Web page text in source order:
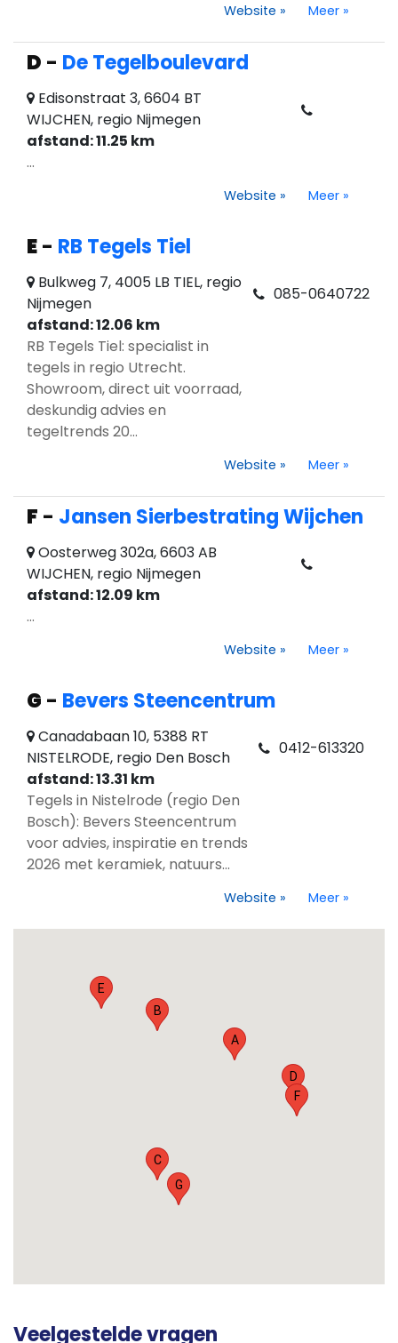
Website » Meer »
D - De Tegelboulevard
Edisonstraat 3, 6604 BT
WIJCHEN, regio Nijmegen
afstand: 11.25 km
...
Website » Meer »
E- RB Tegels Tiel
Bulkweg 7, 4005 LB TIEL, regio
Nijmegen
afstand: 12.06 km
RB Tegels Tiel: specialist in
tegels in regio Utrecht.
Showroom, direct uit voorraad,
deskundig advies en
tegeltrends 20...
085-0640722
Website » Meer »
F - Jansen Sierbestrating Wijchen
Oosterweg 302a, 6603 AB
WIJCHEN, regio Nijmegen
afstand: 12.09 km
...
Website » Meer »
G - Bevers Steencentrum
Canadabaan 10, 5388 RT
NISTELRODE, regio Den Bosch
afstand: 13.31 km
Tegels in Nistelrode (regio Den
Bosch): Bevers Steencentrum
voor advies, inspiratie en trends
2026 met keramiek, natuurs...
0412-613320
Website » Meer »
A
B
C
D
E
F
G
Veelgestelde vragen